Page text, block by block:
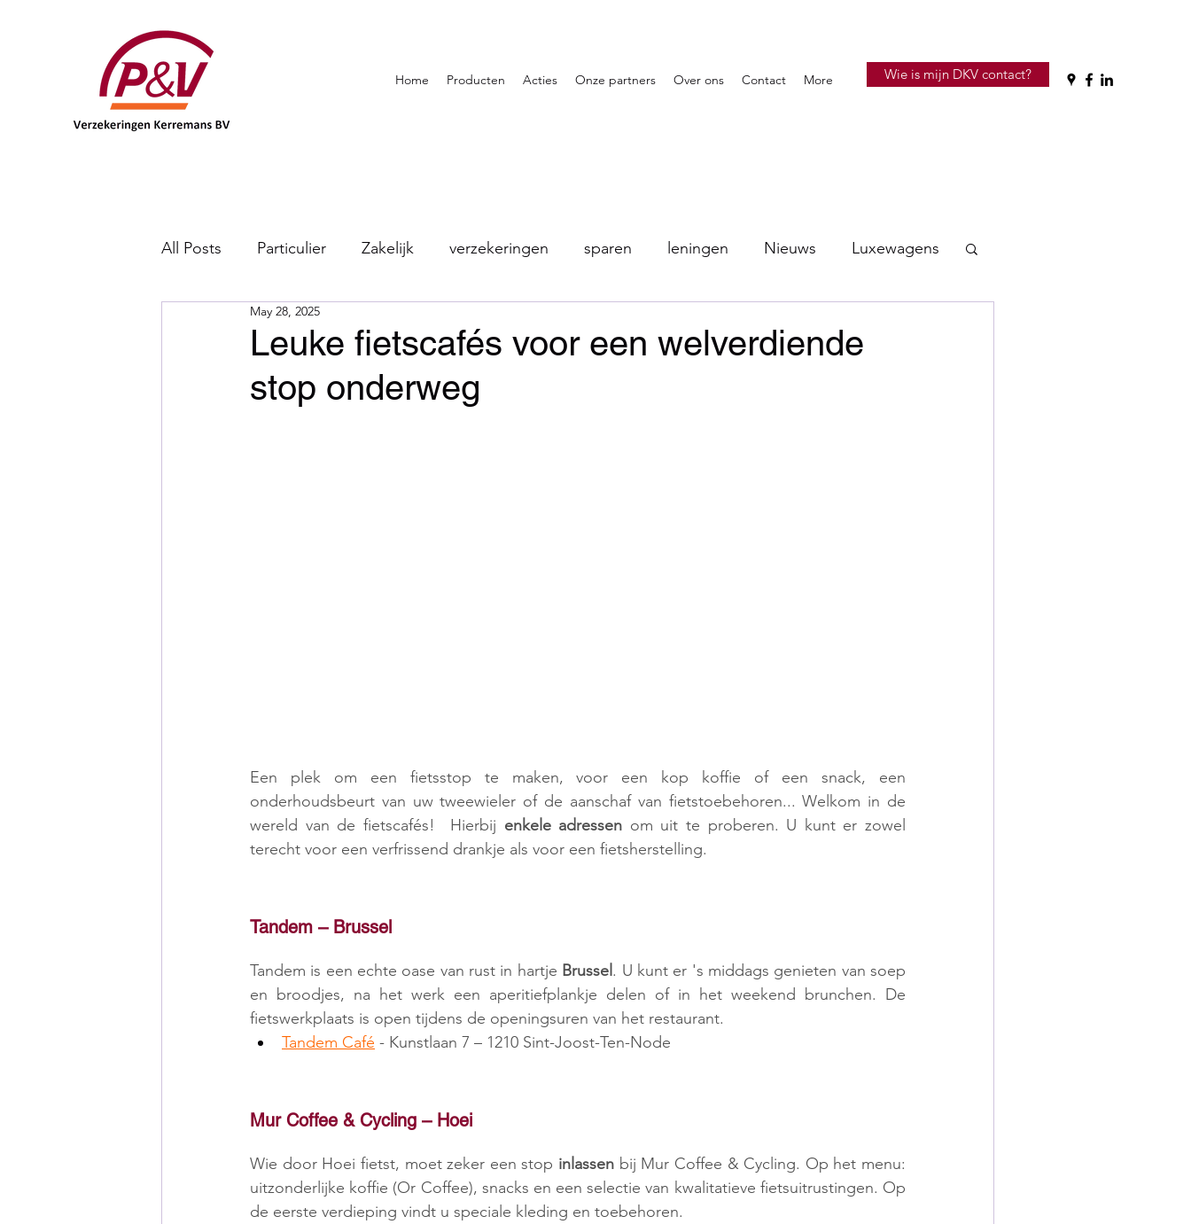
Home Producten Acties Onze partners Over ons Contact More Wie is mijn DKV contact?
All Posts Particulier Zakelijk verzekeringen sparen leningen Nieuws Luxewagens
Leuke fietscafés voor een welverdiende
stop onderweg
May 28, 2025
Een plek om een fietsstop te maken, voor een kop koffie of een snack, een
onderhoudsbeurt van uw tweewieler of de aanschaf van fietstoebehoren... Welkom in de
wereld van de fietscafés!  Hierbij enkele adressen om uit te proberen. U kunt er zowel
terecht voor een verfrissend drankje als voor een fietsherstelling.
Tandem – Brussel
Tandem is een echte oase van rust in hartje Brussel . U kunt er 's middags genieten van soep
en broodjes, na het werk een aperitiefplankje delen of in het weekend brunchen. De
fietswerkplaats is open tijdens de openingsuren van het restaurant.
Tandem Café - Kunstlaan 7 – 1210 Sint-Joost-Ten-Node
Mur Coffee & Cycling – Hoei
Wie door Hoei fietst, moet zeker een stop inlassen bij Mur Coffee & Cycling. Op het menu:
uitzonderlijke koffie (Or Coffee), snacks en een selectie van kwalitatieve fietsuitrustingen. Op
de eerste verdieping vindt u speciale kleding en toebehoren.